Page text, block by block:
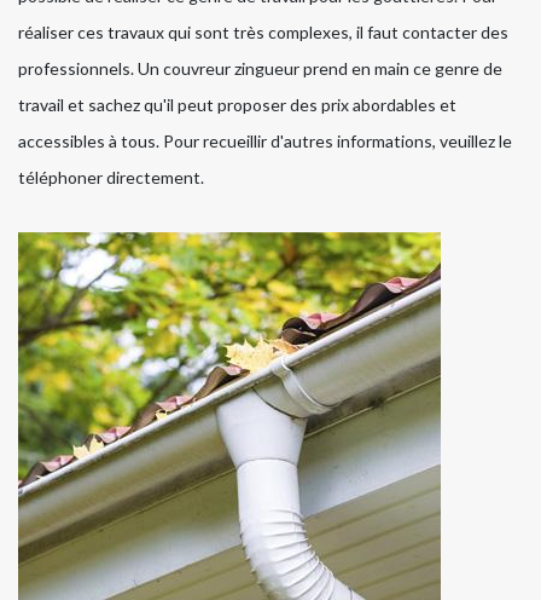
réaliser ces travaux qui sont très complexes, il faut contacter des
professionnels. Un couvreur zingueur prend en main ce genre de
travail et sachez qu'il peut proposer des prix abordables et
accessibles à tous. Pour recueillir d'autres informations, veuillez le
téléphoner directement.